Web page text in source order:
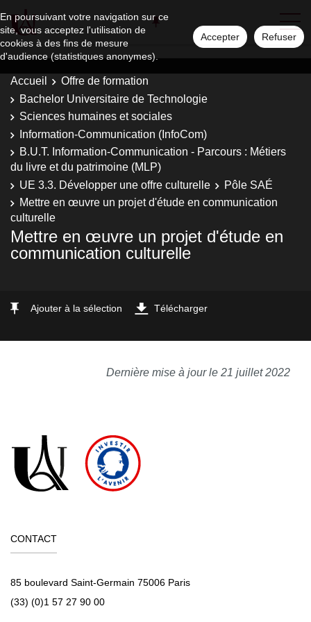
En poursuivant votre navigation sur ce
site, vous acceptez l'utilisation de
cookies à des fins de mesure
d'audience (statistiques anonymes).
Accepter Refuser
Accueil
Offre de formation
Bachelor Universitaire de Technologie
Sciences humaines et sociales
Information-Communication (InfoCom)
B.U.T. Information-Communication - Parcours : Métiers
du livre et du patrimoine (MLP)
UE 3.3. Développer une offre culturelle
Pôle SAÉ
Mettre en œuvre un projet d'étude en communication
culturelle
Mettre en œuvre un projet d'étude en
communication culturelle
Ajouter à la sélection Télécharger
Dernière mise à jour le 21 juillet 2022
CONTACT
85 boulevard Saint-Germain 75006 Paris
(33) (0)1 57 27 90 00